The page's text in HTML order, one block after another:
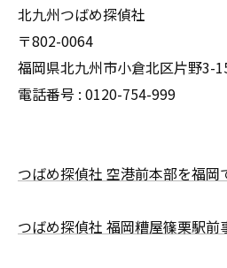
北九州つばめ探偵社
〒802-0064
福岡県北九州市小倉北区片野3-
電話番号 : 0120-754-999
つばめ探偵社 空港前本部を福岡
つばめ探偵社 福岡糟屋篠栗駅前